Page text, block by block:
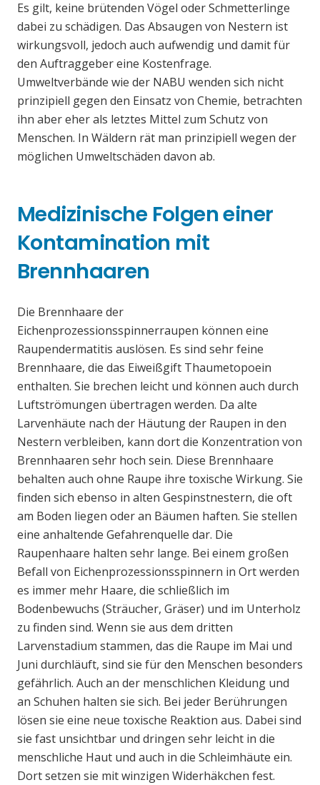
Es gilt, keine brütenden Vögel oder Schmetterlinge
dabei zu schädigen. Das Absaugen von Nestern ist
wirkungsvoll, jedoch auch aufwendig und damit für
den Auftraggeber eine Kostenfrage.
Umweltverbände wie der NABU wenden sich nicht
prinzipiell gegen den Einsatz von Chemie, betrachten
ihn aber eher als letztes Mittel zum Schutz von
Menschen. In Wäldern rät man prinzipiell wegen der
möglichen Umweltschäden davon ab.
Medizinische Folgen einer
Kontamination mit
Brennhaaren
Die Brennhaare der
Eichenprozessionsspinnerraupen können eine
Raupendermatitis auslösen. Es sind sehr feine
Brennhaare, die das Eiweißgift Thaumetopoein
enthalten. Sie brechen leicht und können auch durch
Luftströmungen übertragen werden. Da alte
Larvenhäute nach der Häutung der Raupen in den
Nestern verbleiben, kann dort die Konzentration von
Brennhaaren sehr hoch sein. Diese Brennhaare
behalten auch ohne Raupe ihre toxische Wirkung. Sie
finden sich ebenso in alten Gespinstnestern, die oft
am Boden liegen oder an Bäumen haften. Sie stellen
eine anhaltende Gefahrenquelle dar. Die
Raupenhaare halten sehr lange. Bei einem großen
Befall von Eichenprozessionsspinnern in Ort werden
es immer mehr Haare, die schließlich im
Bodenbewuchs (Sträucher, Gräser) und im Unterholz
zu finden sind. Wenn sie aus dem dritten
Larvenstadium stammen, das die Raupe im Mai und
Juni durchläuft, sind sie für den Menschen besonders
gefährlich. Auch an der menschlichen Kleidung und
an Schuhen halten sie sich. Bei jeder Berührungen
lösen sie eine neue toxische Reaktion aus. Dabei sind
sie fast unsichtbar und dringen sehr leicht in die
menschliche Haut und auch in die Schleimhäute ein.
Dort setzen sie mit winzigen Widerhäkchen fest.